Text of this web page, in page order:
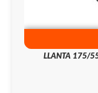
LLANTA 175/